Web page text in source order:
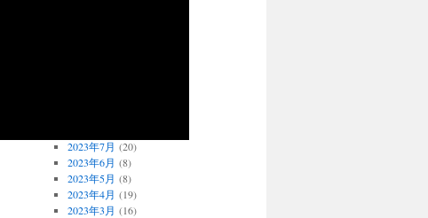
2023年7月 (20)
2023年6月 (8)
2023年5月 (8)
2023年4月 (19)
2023年3月 (16)